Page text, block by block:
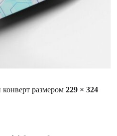
размером 229 × 324